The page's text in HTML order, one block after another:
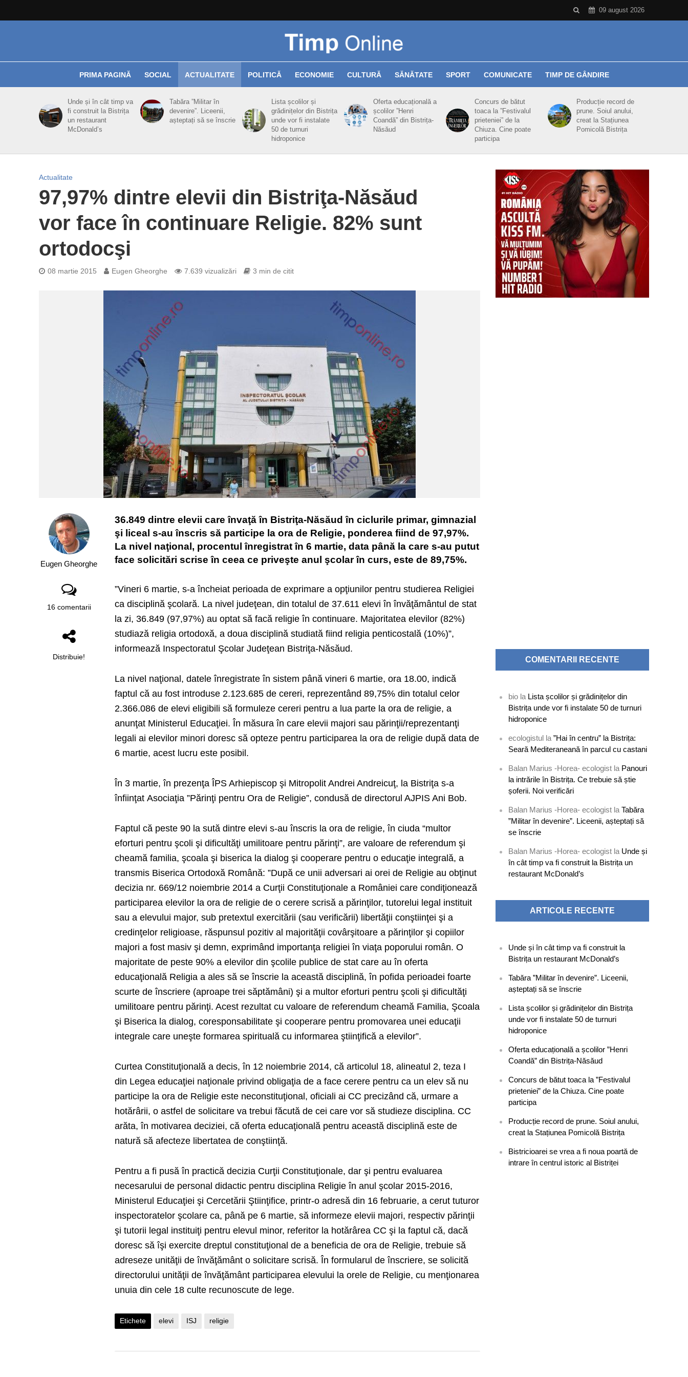
09 august 2026
PRIMA PAGINĂ SOCIAL ACTUALITATE POLITICĂ ECONOMIE CULTURĂ SĂNĂTATE SPORT COMUNICATE TIMP DE GÂNDIRE
Unde și în cât timp va
fi construit la Bistrița
un restaurant
McDonald’s
Tabăra ”Militar în
devenire”. Liceenii,
așteptați să se înscrie
Lista școlilor și
grădinițelor din Bistrița
unde vor fi instalate
50 de turnuri
hidroponice
Oferta educațională a
școlilor ”Henri
Coandă” din Bistrița-
Năsăud
Concurs de bătut
toaca la ”Festivalul
prieteniei” de la
Chiuza. Cine poate
participa
Producție record de
prune. Soiul anului,
creat la Stațiunea
Pomicolă Bistrița
Actualitate
97,97% dintre elevii din Bistriţa-Năsăud
vor face în continuare Religie. 82% sunt
ortodocşi
08 martie 2015 Eugen Gheorghe 7.639 vizualizări 3 min de citit
Eugen Gheorghe
16 comentarii
Distribuie!
36.849 dintre elevii care învaţă în Bistriţa-Năsăud în ciclurile primar, gimnazial
şi liceal s-au înscris să participe la ora de Religie, ponderea fiind de 97,97%.
La nivel naţional, procentul înregistrat în 6 martie, data până la care s-au putut
face solicitări scrise în ceea ce priveşte anul şcolar în curs, este de 89,75%.
”Vineri 6 martie, s-a încheiat perioada de exprimare a opţiunilor pentru studierea Religiei
ca disciplină şcolară. La nivel judeţean, din totalul de 37.611 elevi în învăţământul de stat
la zi, 36.849 (97,97%) au optat să facă religie în continuare. Majoritatea elevilor (82%)
studiază religia ortodoxă, a doua disciplină studiată fiind religia penticostală (10%)”,
informează Inspectoratul Şcolar Judeţean Bistriţa-Năsăud.
La nivel naţional, datele înregistrate în sistem până vineri 6 martie, ora 18.00, indică
faptul că au fost introduse 2.123.685 de cereri, reprezentând 89,75% din totalul celor
2.366.086 de elevi eligibili să formuleze cereri pentru a lua parte la ora de religie, a
anunţat Ministerul Educaţiei. În măsura în care elevii majori sau părinţii/reprezentanţi
legali ai elevilor minori doresc să opteze pentru participarea la ora de religie după data de
6 martie, acest lucru este posibil.
În 3 martie, în prezenţa ÎPS Arhiepiscop şi Mitropolit Andrei Andreicuţ, la Bistriţa s-a
înfiinţat Asociaţia ”Părinţi pentru Ora de Religie”, condusă de directorul AJPIS Ani Bob.
Faptul că peste 90 la sută dintre elevi s-au înscris la ora de religie, în ciuda “multor
eforturi pentru şcoli şi dificultăţi umilitoare pentru părinţi”, are valoare de referendum şi
cheamă familia, şcoala şi biserica la dialog şi cooperare pentru o educaţie integrală, a
transmis Biserica Ortodoxă Română: ”După ce unii adversari ai orei de Religie au obţinut
decizia nr. 669/12 noiembrie 2014 a Curţii Constituţionale a României care condiţionează
participarea elevilor la ora de religie de o cerere scrisă a părinţilor, tutorelui legal instituit
sau a elevului major, sub pretextul exercitării (sau verificării) libertăţii conştiinţei şi a
credinţelor religioase, răspunsul pozitiv al majorităţii covârşitoare a părinţilor şi copiilor
majori a fost masiv şi demn, exprimând importanţa religiei în viaţa poporului român. O
majoritate de peste 90% a elevilor din şcolile publice de stat care au în oferta
educaţională Religia a ales să se înscrie la această disciplină, în pofida perioadei foarte
scurte de înscriere (aproape trei săptămâni) şi a multor eforturi pentru şcoli şi dificultăţi
umilitoare pentru părinţi. Acest rezultat cu valoare de referendum cheamă Familia, Şcoala
şi Biserica la dialog, coresponsabilitate şi cooperare pentru promovarea unei educaţii
integrale care uneşte formarea spirituală cu informarea ştiinţifică a elevilor”.
Curtea Constituţională a decis, în 12 noiembrie 2014, că articolul 18, alineatul 2, teza I
din Legea educaţiei naţionale privind obligaţia de a face cerere pentru ca un elev să nu
participe la ora de Religie este neconstituţional, oficiali ai CC precizând că, urmare a
hotărârii, o astfel de solicitare va trebui făcută de cei care vor să studieze disciplina. CC
arăta, în motivarea deciziei, că oferta educaţională pentru această disciplină este de
natură să afecteze libertatea de conştiinţă.
Pentru a fi pusă în practică decizia Curţii Constituţionale, dar şi pentru evaluarea
necesarului de personal didactic pentru disciplina Religie în anul şcolar 2015-2016,
Ministerul Educaţiei şi Cercetării Ştiinţifice, printr-o adresă din 16 februarie, a cerut tuturor
inspectoratelor şcolare ca, până pe 6 martie, să informeze elevii majori, respectiv părinţii
şi tutorii legal instituiţi pentru elevul minor, referitor la hotărârea CC şi la faptul că, dacă
doresc să îşi exercite dreptul constituţional de a beneficia de ora de Religie, trebuie să
adreseze unităţii de învăţământ o solicitare scrisă. În formularul de înscriere, se solicită
directorului unităţii de învăţământ participarea elevului la orele de Religie, cu menţionarea
unuia din cele 18 culte recunoscute de lege.
Etichete elevi ISJ religie
COMENTARII RECENTE
bio la Lista școlilor și grădinițelor din
Bistrița unde vor fi instalate 50 de turnuri
hidroponice
ecologistul la”Hai în centru” la Bistrița:
Seară Mediteraneană în parcul cu castani
Balan Marius -Horea- ecologist la Panouri
la intrările în Bistrița. Ce trebuie să știe
șoferii. Noi verificări
Balan Marius -Horea- ecologist laTabăra
”Militar în devenire”. Liceenii, așteptați să
se înscrie
Balan Marius -Horea- ecologist la Unde și
în cât timp va fi construit la Bistrița un
restaurant McDonald’s
ARTICOLE RECENTE
Unde și în cât timp va fi construit la
Bistrița un restaurant McDonald’s
Tabăra ”Militar în devenire”. Liceenii,
așteptați să se înscrie
Lista școlilor și grădinițelor din Bistrița
unde vor fi instalate 50 de turnuri
hidroponice
Oferta educațională a școlilor ”Henri
Coandă” din Bistrița-Năsăud
Concurs de bătut toaca la ”Festivalul
prieteniei” de la Chiuza. Cine poate
participa
Producție record de prune. Soiul anului,
creat la Stațiunea Pomicolă Bistrița
Bistricioarei se vrea a fi noua poartă de
intrare în centrul istoric al Bistriței